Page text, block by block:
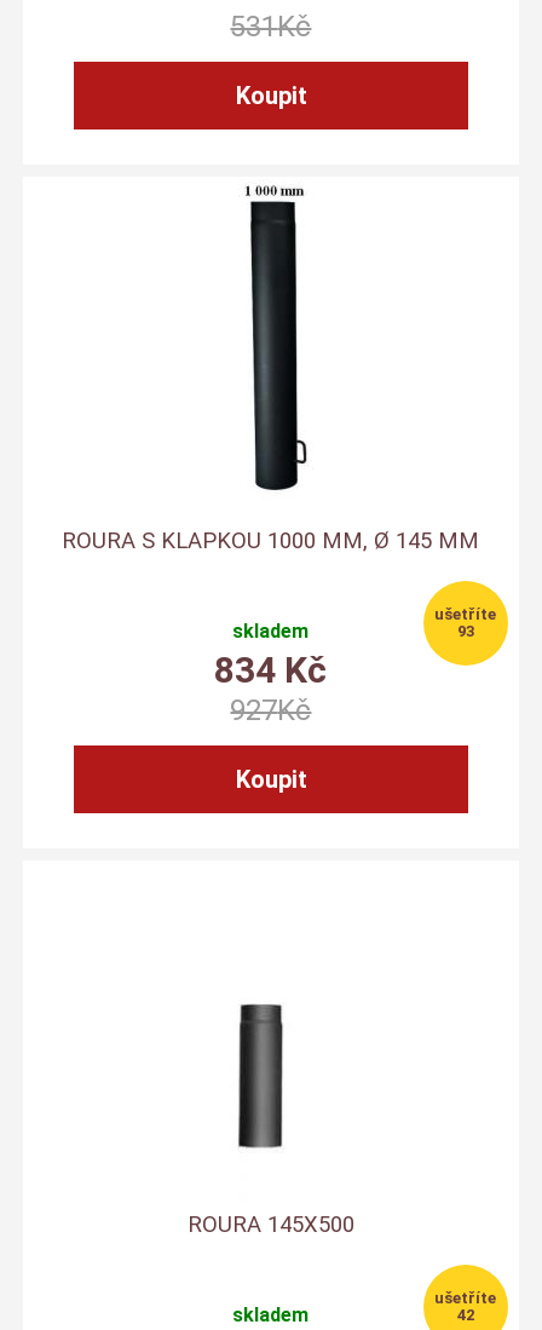
531Kč
ROURA S KLAPKOU 1000 MM, Ø 145 MM
skladem
834 Kč
93
927Kč
ROURA 145X500
skladem 42